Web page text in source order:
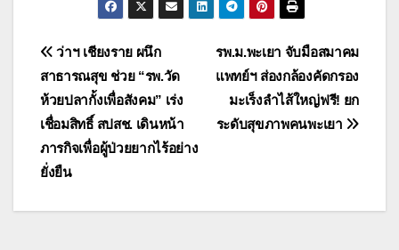
แนะแนว
เรื่อง
รพ.ม.พะเยา จับมือสมาคม
แพทย์ฯ ส่องกล้องคัดกรอง
มะเร็งลำไส้ใหญ่ฟรี! ยก
ระดับสุขภาพคนพะเยา
ว่าฯ เชียงราย ผนึก
สาธารณสุข ช่วย “รพ.วัด
ห้วยปลากั้งเพื่อสังคม” เร่ง
เชื่อมสิทธิ์ สปสช. เดินหน้า
ภารกิจเพื่อผู้ป่วยยากไร้อย่าง
ยั่งยืน